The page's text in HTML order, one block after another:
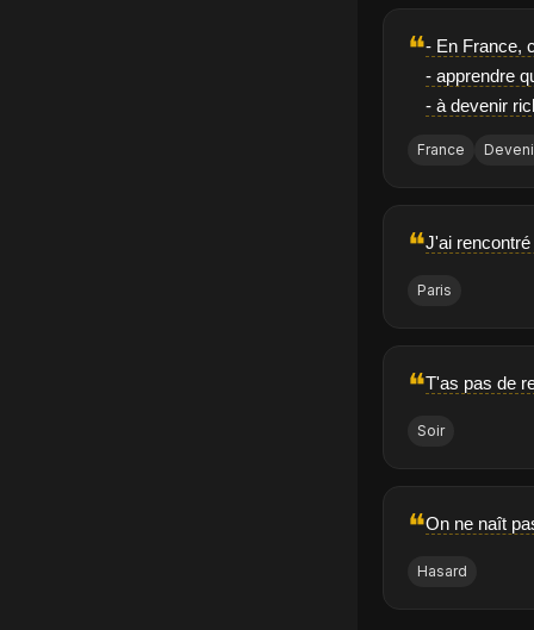
❝- En France,
- apprendre
- à devenir
France
❝J'ai
Paris
❝T'as pas de
Soir
❝On ne naît
Hasard